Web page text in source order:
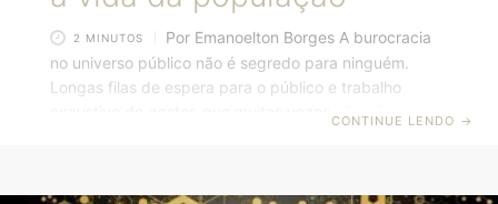
2 MINUTOS
Por Emanoelton Borges A burocracia
no universo público não é segredo para ninguém.
Longas filas de espera para o público e trabalho
CONTINUE LENDO →